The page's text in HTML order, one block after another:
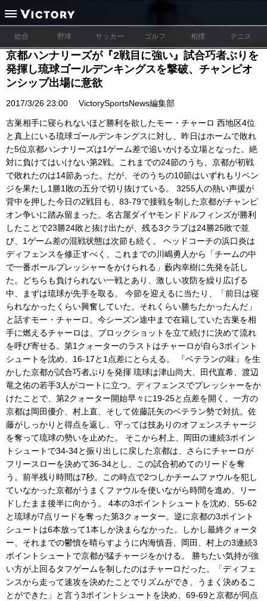
総合 野球 サッカー ゴルフ 相撲 テニス
京都ハンナリーズが『2戦目に強い』試合巧者ぶりを
発揮し琉球ゴールデンキングスを撃破、チャンピオ
ンシップ出場に意欲
2017/3/26 23:00 VictorySportsNews編集部
古巣相手に寝られないほど勝利を欲したモー・チャーロ 西地区4位
と真上にいる琉球ゴールデンキングスに対し、昨日はホームで敗れ
た5位京都ハンナリーズは1ゲーム差で追いかける立場となった。絶
対に負けてはいけない第2戦。これまでの24節のうち、京都が初戦
で敗れたのは14節あった。だが、そのうちの10節はいずれもリベン
ジを果たし1勝1敗の五分で切り抜けている。 3255人の熱い声援が
背中を押した今日の2戦目も、83-79で接戦を制した京都がチャンピ
オン争いに踏み留まった。名古屋ダイヤモンドドルフィンズが勝利
したことで23勝24敗と抜け出たが、残る3クラブは24勝25敗で並
び、1ゲーム差の混戦状態は次節も続く。 ヘッドコーチの浜口炎は
ディフェンスを修正すべく、これまでの川嶋勇人から「チームの中
で一番ボールプレッシャーをかけられる」藪内幸樹に先発を託し
た。どちらも負けられない一戦とあり、激しい攻防を繰り広げる
中、まずは琉球が先手を取る。 今節を迎えるに当たり、「前日は寝
られなかったくらい興奮していた。それくらい勝ちたかったんだ」
と話すモー・チャーロ。今シーズン途中まで在籍していた古巣を相
手に燃えるチャーロは、ブロックショットを立て続けに決めて流れ
を呼び寄せる。第1クォーターのラストはチャーロが自ら3ポイント
シュートを沈め、16-17と1点差にとらえる。 『ベテランの味』を生
かした京都が試合巧者ぶりを発揮 琉球は津山尚大、田代直希、渡辺
竜之佑の若手3人がコートに立つ。ディフェンスでプレッシャーをか
けたことで、第2クォーター開始早々に19-25と点差を開く。一方の
京都は岡田優介、村上直、そして佐藤託矢のベテラン勢で対抗。佐
藤がしっかりと得点を返し、守っては技ありのオフェンスチャージ
を奪って琉球の勢いを止めた。 そこから村上、岡田の連続3ポイン
トシュートで34-34と振り出しに戻した京都は、さらにチャーロが
フリースローを決めて36-34とし、この試合初めてのリードを奪
う。前半残り時間は7秒。この時点で2つしかチームファウルを犯し
ていなかった京都がうまくファウルを使いながら時間を進め、リー
ドしたまま後半に向かう。 4本の3ポイントシュートを沈め、55-62
と琉球が7点リードを奪った第3クォーター。逆に京都の3ポイント
シュートは6本放って1本しか決まらなかった。しかし最終クォータ
ー、それまでの鬱憤を晴らすように内海慎吾、岡田、村上の3連続3
ポイントシュートで京都が猛チャージをかける。 勝ちたい気持が強
い方が上回るタフゲームを制したのはチャーロだった。「ディフェ
ンスから走って速攻を決めたことでリズムができ、うまく決めるこ
とができた」と言う3ポイントシュートを決め、69-69と京都が同点